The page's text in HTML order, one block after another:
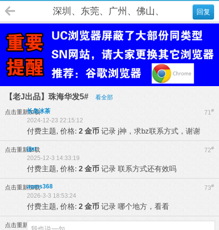
回复
深圳、东莞、广州、佛山、肇庆、江门
【老J出品】珠海华发5# 看全部
点击重新加载 71#
长岛冰茶
2024-12-23 22:15:12
付费主题, 价格: 2 金币 记录 j神，求bz联系方式，谢谢
点击重新加载 72#
jjjxt
2025-12-3 14:33:19
付费主题, 价格: 2 金币 记录 联系方式还有效吗
点击重新加载 73#
aqms368
2026-3-3 18:53:24
付费主题, 价格: 2 金币 记录 哪个地方，看看
点击重新加载